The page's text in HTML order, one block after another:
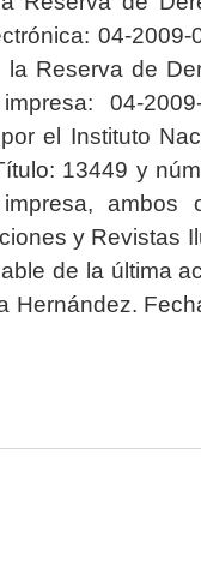
04-2009-
la Reserva de
04-2009-
el Instituto
13449 y
ambos
y Revistas
de la última
Hernández.